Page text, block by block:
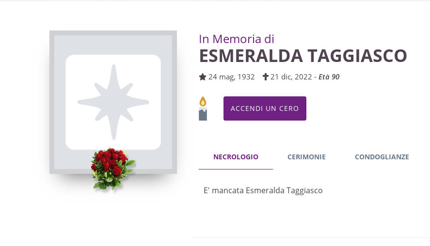
In Memoria di
ESMERALDA TAGGIASCO
24 mag, 1932 21 dic, 2022 - Età 90
ACCENDI UN CERO
NECROLOGIO CERIMONIE CONDOGLIANZE
E' mancata Esmeralda Taggiasco